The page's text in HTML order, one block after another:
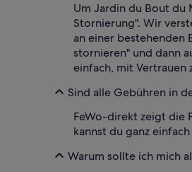
Um Jardin du Bout du
Stornierung". Wir
an einer bestehenden
stornieren" und dann
einfach, mit Vertrauen
Sind alle Gebühren in
FeWo-direkt zeigt die
kannst du ganz
Warum sollte ich mich